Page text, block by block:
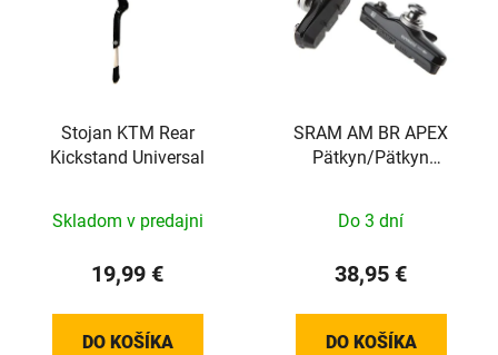
Stojan KTM Rear
Kickstand Universal
Skladom v predajni
19,99 €
DO KOŠÍKA
SRAM AM BR APEX
Pätkyn/Pätkyn
Do 3 dní
38,95 €
DO KOŠÍKA